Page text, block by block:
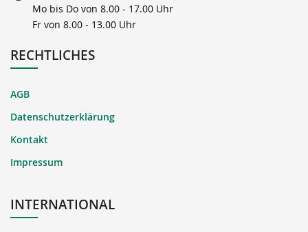
Mo bis Do von 8.00 - 17.00 Uhr
Fr von 8.00 - 13.00 Uhr
RECHTLICHES
AGB
Datenschutzerklärung
Kontakt
Impressum
INTERNATIONAL